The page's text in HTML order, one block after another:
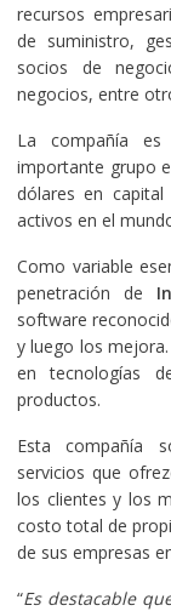
recursos
de suministro,
socios de
negocios, entre
La compañía
importante grupo
dólares en
activos en el
Como variable
penetración de
software
y luego los
en tecnologías
productos.
Esta compañía
servicios que
los clientes y los
costo total de
de sus empresas
“Es destacable